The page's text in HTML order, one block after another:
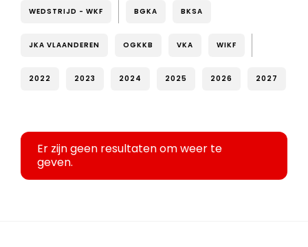
WEDSTRIJD - WKF BGKA BKSA
JKA VLAANDEREN OGKKB VKA WIKF
2022 2023 2024 2025 2026 2027
Er zijn geen resultaten om weer te
geven.